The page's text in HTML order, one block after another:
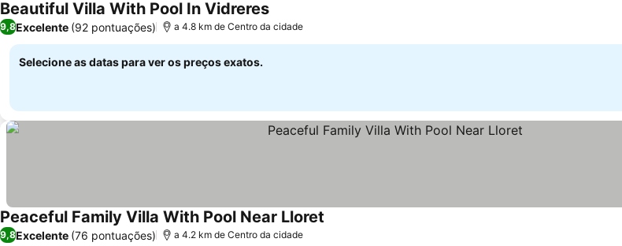
Beautiful Villa With Pool In VidreresVer preços
9,8Excelente (92 pontuações) a 4.8 km de Centro da cidade
Selecione as datas para ver os preços exatos.
Peaceful Family Villa With Pool Near Lloret
9,8Excelente (76 pontuações) a 4.2 km de Centro da cidade